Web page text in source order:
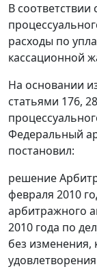
В соответствии
расходы по
кассационной
На основании
статьями 176,
Федеральный
постановил:
решение
февраля 2010
арбитражного
2010 года по
без изменения,